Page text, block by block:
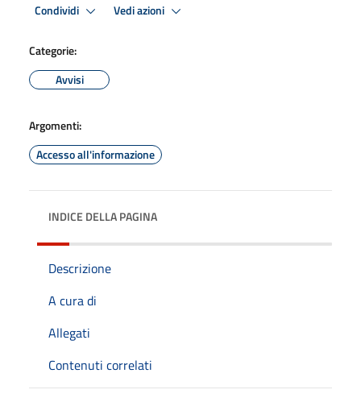
Condividi Vedi azioni
Categorie:
Avvisi
Argomenti:
Accesso all'informazione
INDICE DELLA PAGINA
Descrizione
A cura di
Allegati
Contenuti correlati